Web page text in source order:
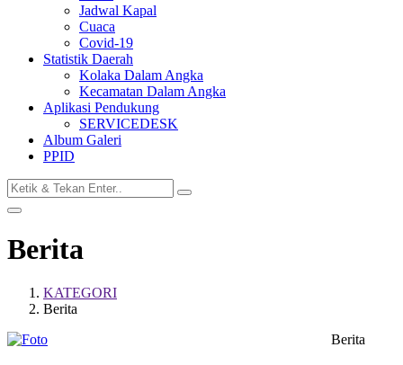
Jadwal Kapal
Cuaca
Covid-19
Statistik Daerah
Kolaka Dalam Angka
Kecamatan Dalam Angka
Aplikasi Pendukung
SERVICEDESK
Album Galeri
PPID
Berita
KATEGORI
Berita
Berita